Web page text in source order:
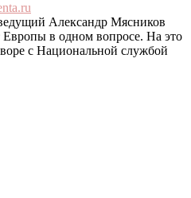
Александр Мясников
Европы в одном вопросе. На это
с Национальной службой